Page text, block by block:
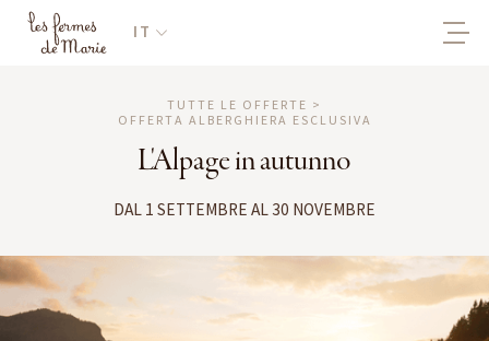
IT
TUTTE LE OFFERTE >
OFFERTA ALBERGHIERA ESCLUSIVA
L'Alpage in autunno
DAL 1 SETTEMBRE AL 30 NOVEMBRE